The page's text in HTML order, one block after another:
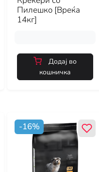
Пилешко [Вреќа
14кг]
Додај во
кошничка
-16%